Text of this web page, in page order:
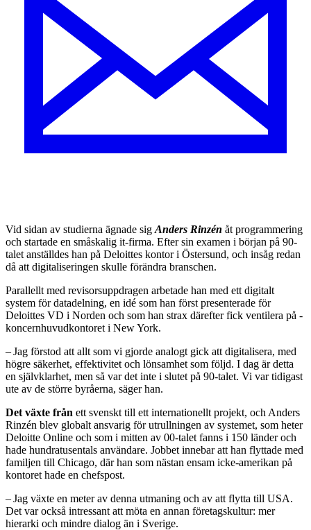
Vid sidan av studierna ägnade sig Anders Rinzén åt programmering
och startade en småskalig it-firma. Efter sin examen i början på 90-
talet anställdes han på ­Deloittes kontor i Östersund, och insåg redan
då att digitaliseringen skulle förändra branschen.
Parallellt med revisorsuppdragen arbetade han med ett digitalt
system för datadelning, en idé som han först presenterade för
Deloittes VD i Norden och som han strax därefter fick ventilera på ­
koncernhuvudkontoret i New York.
– Jag förstod att allt som vi gjorde analogt gick att digitalisera, med
högre säkerhet, effektivitet och lönsamhet som följd. I dag är detta
en självklarhet, men så var det inte i slutet på 90-talet. Vi var tidigast
ute av de större byråerna, säger han.
Det växte från ett svenskt till ett internationellt projekt, och Anders
Rinzén blev globalt ansvarig för utrullningen av systemet, som heter
Deloitte Online och som i mitten av 00-talet fanns i 150 länder och
hade hundratusentals användare. Jobbet innebar att han flyttade med
familjen till Chicago, där han som nästan ensam icke-amerikan på
kontoret hade en chefspost.
– Jag växte en meter av denna utmaning och av att flytta till USA.
Det var också intressant att möta en annan företagskultur: mer
hierarki och mindre dialog än i Sverige.